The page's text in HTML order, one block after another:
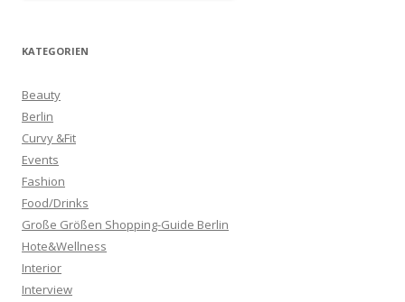
KATEGORIEN
Beauty
Berlin
Curvy &Fit
Events
Fashion
Food/Drinks
Große Größen Shopping-Guide Berlin
Hote&Wellness
Interior
Interview